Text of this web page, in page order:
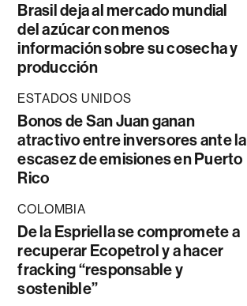
Brasil deja al mercado mundial
del azúcar con menos
información sobre su cosecha y
producción
ESTADOS UNIDOS
Bonos de San Juan ganan
atractivo entre inversores ante la
escasez de emisiones en Puerto
Rico
COLOMBIA
De la Espriella se compromete a
recuperar Ecopetrol y a hacer
fracking “responsable y
sostenible”